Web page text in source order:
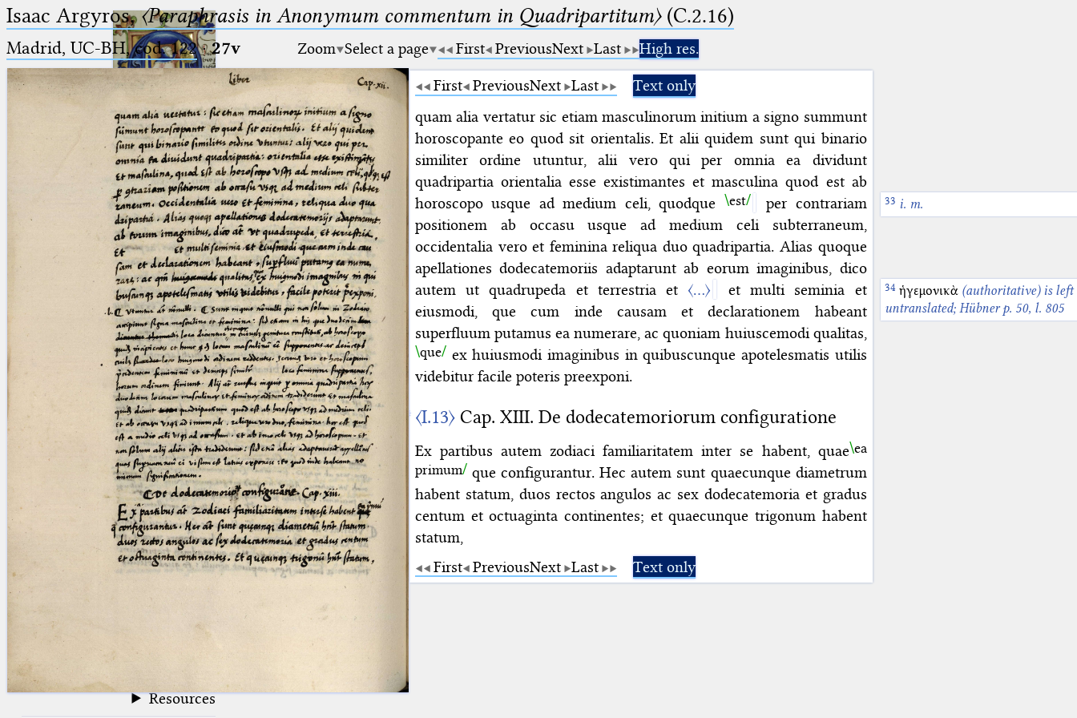
Ptolemaeus
Arabus et Latinus
(the underscore) is the placeholder
for exactly one character.
(the percent sign) is the
placeholder for no, one or more
than one character.
(two percent signs) is the
placeholder for no, one or more
than one character, but not for
blank space (so that a search ends
at word boundaries).
🔎︎
Start
Project
Team
News
Jobs
Publications
Conference
Arabic Works
Arabic Manuscripts
Latin Works
Latin Manuscripts
Latin Early Prints
Texts
beta Glossary
Resources
Isaac Argyros,〈Paraphrasis in Anonymum commentum in Quadripartitum〉(C.2.16)
Madrid, UC-BH, cod. 122·27v Zoom Select a page First PreviousNext Last
High res.
First PreviousNext Last
Text only
quam alia vertatur sic etiam masculinorum initium a signo summunt
horoscopante eo quod sit orientalis. Et alii quidem sunt qui binario
similiter ordine utuntur, alii vero qui per omnia ea dividunt
quadripartia orientalia esse existimantes et masculina quod est ab
horoscopo usque ad medium celi, quodque
est i. m.
per contrariam
positionem ab occasu usque ad medium celi subterraneum,
occidentalia vero et feminina reliqua duo quadripartia. Alias quoque
apellationes dodecatemoriis adaptarunt ab eorum imaginibus, dico
autem ut quadrupeda et terrestria et 〈…〉 ἡγεμονικὰ (authoritative) is left
untranslated; Hübner p. 50, l. 805
et multi seminia et
eiusmodi, que cum inde causam et declarationem habeant
superfluum putamus ea numerare, ac quoniam huiuscemodiqualitas,
que
ex huiusmodi imaginibus in quibuscunque apotelesmatis utilis
videbitur facile poteris preexponi.
〈I.13〉 Cap. XIII. De dodecatemoriorum configuratione
Ex partibus autem zodiaci familiaritatem inter se habent, quae ea
primum que configurantur. Hec autem sunt quaecunque diametrum
habent statum, duos rectos angulos ac sex dodecatemoria et gradus
centum et octuaginta continentes; et quaecunque trigonum habent
statum,
First PreviousNext Last Text only